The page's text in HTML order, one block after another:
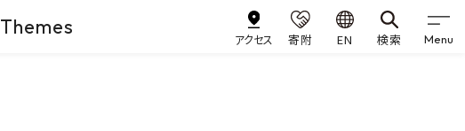
Themes
アクセス 寄附 EN 検索 Menu